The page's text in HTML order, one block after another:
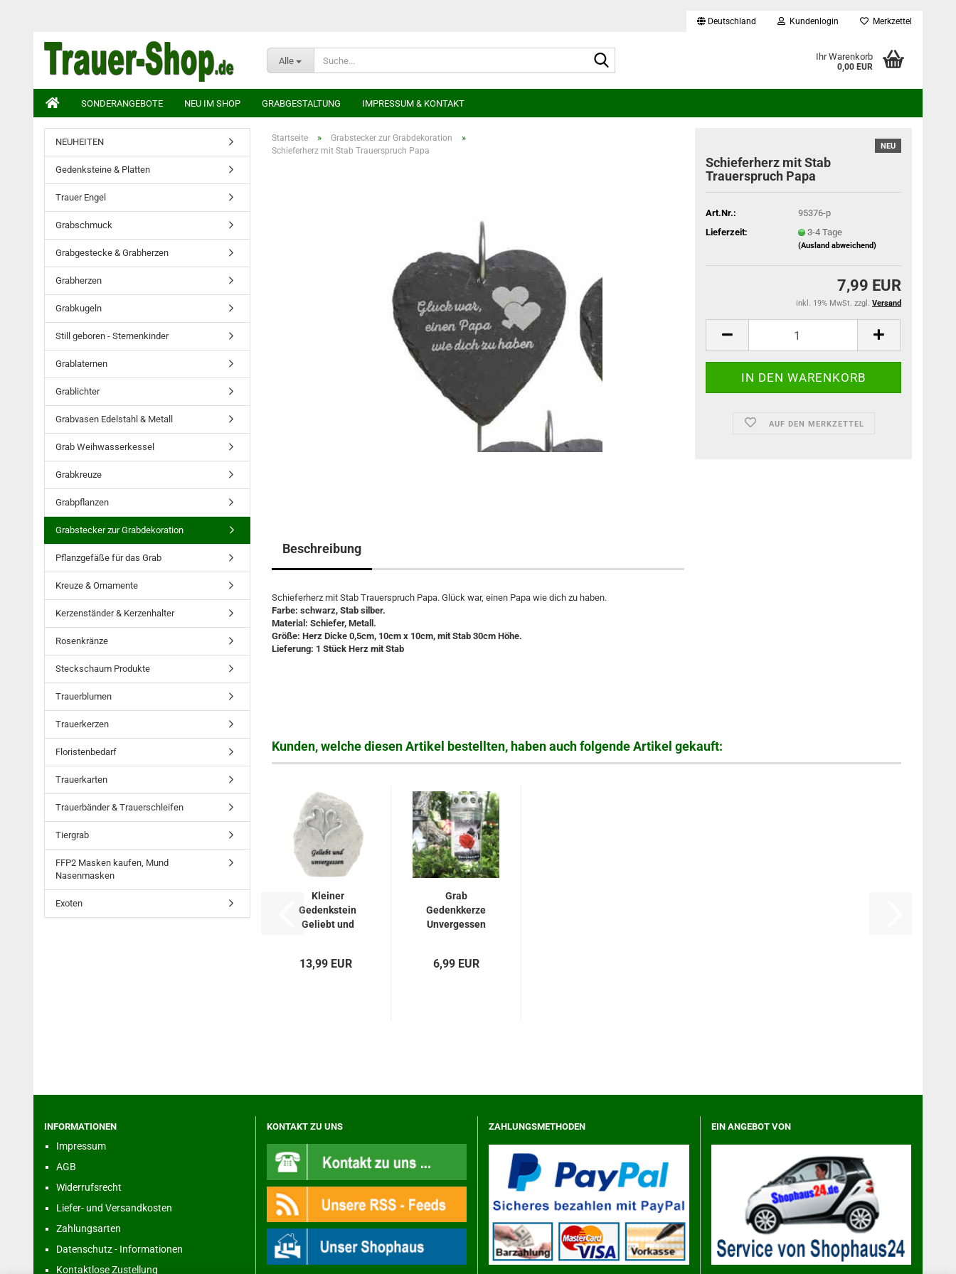
Deutschland Kundenlogin Merkzettel
Alle Ihr Warenkorb
0,00 EUR
SONDERANGEBOTE NEU IM SHOP GRABGESTALTUNG IMPRESSUM & KONTAKT
Startseite » Grabstecker zur Grabdekoration »
Schieferherz mit Stab Trauerspruch Papa NEU
Schieferherz mit Stab
Trauerspruch Papa
Art.Nr.:
95376-p
Lieferzeit:
3-4 Tage
(Ausland abweichend)
7,99 EUR
inkl. 19% MwSt. zzgl. Versand
AUF DEN MERKZETTEL
Beschreibung
Schieferherz mit Stab Trauerspruch Papa. Glück war, einen Papa wie dich zu haben.
Farbe: schwarz, Stab silber.
Material: Schiefer, Metall.
Größe: Herz Dicke 0,5cm, 10cm x 10cm, mit Stab 30cm Höhe.
Lieferung: 1 Stück Herz mit Stab
Kunden, welche diesen Artikel bestellten, haben auch folgende Artikel gekauft:
Kleiner
Gedenkstein
Geliebt und
13,99 EUR
Grab
Gedenkkerze
Unvergessen
6,99 EUR
NEUHEITEN
Gedenksteine & Platten
Trauer Engel
Grabschmuck
Grabgestecke & Grabherzen
Grabherzen
Grabkugeln
Still geboren - Sternenkinder
Grablaternen
Grablichter
Grabvasen Edelstahl & Metall
Grab Weihwasserkessel
Grabkreuze
Grabpflanzen
Grabstecker zur Grabdekoration
Pflanzgefäße für das Grab
Kreuze & Ornamente
Kerzenständer & Kerzenhalter
Rosenkränze
Steckschaum Produkte
Trauerblumen
Trauerkerzen
Floristenbedarf
Trauerkarten
Trauerbänder & Trauerschleifen
Tiergrab
FFP2 Masken kaufen, Mund
Nasenmasken
Exoten
INFORMATIONEN
Impressum
AGB
Widerrufsrecht
Liefer- und Versandkosten
Zahlungsarten
Datenschutz - Informationen
Kontaktlose Zustellung
KONTAKT ZU UNS ZAHLUNGSMETHODEN EIN ANGEBOT VON